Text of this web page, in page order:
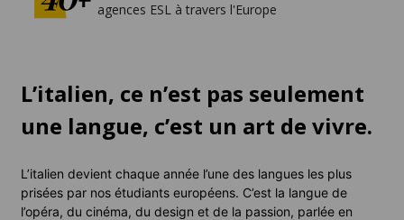
agences ESL à travers l'Europe
L’italien, ce n’est pas seulement
une langue, c’est un art de vivre.
L’italien devient chaque année l’une des langues les plus
prisées par nos étudiants européens. C’est la langue de
l’opéra, du cinéma, du design et de la passion, parlée en